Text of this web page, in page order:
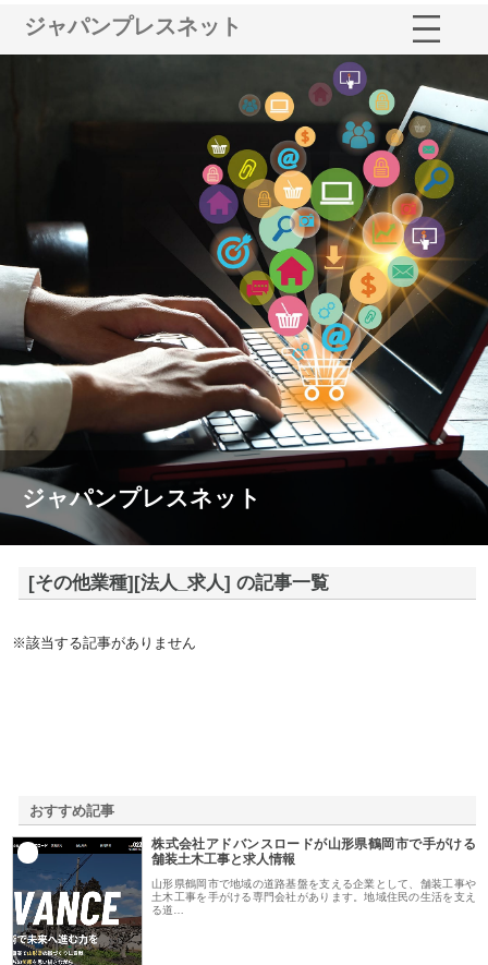
ジャパンプレスネット
ジャパンプレスネット
[その他業種][法人_求人] の記事一覧
※該当する記事がありません
おすすめ記事
株式会社アドバンスロードが山形県鶴岡市で手がける
舗装土木工事と求人情報
山形県鶴岡市で地域の道路基盤を支える企業として、舗装工事や
土木工事を手がける専門会社があります。地域住民の生活を支え
る道…